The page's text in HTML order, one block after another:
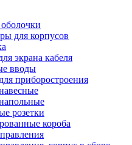
для корпусов
экрана кабеля
вводы
приборостроения
розетки
короба